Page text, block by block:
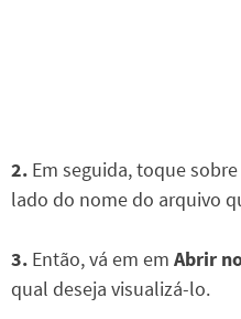
2. Em seguida, toque
lado do nome do arquivo
3. Então, vá em em Abrir
qual deseja visualizá-lo.